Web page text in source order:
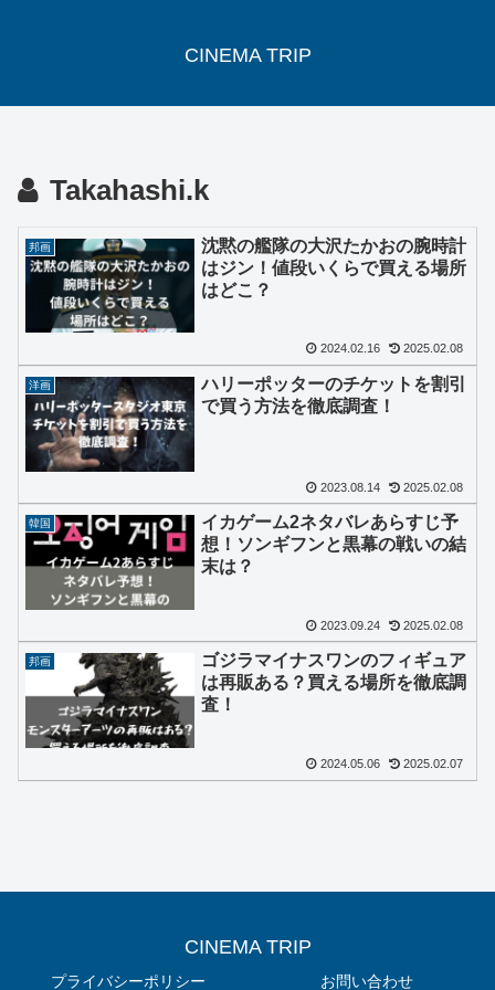
CINEMA TRIP
Takahashi.k
邦画
沈黙の艦隊の大沢たかおの腕時計
はジン！値段いくらで買える場所
はどこ？
2024.02.16 2025.02.08
洋画
ハリーポッターのチケットを割引
で買う方法を徹底調査！
2023.08.14 2025.02.08
韓国
イカゲーム2ネタバレあらすじ予
想！ソンギフンと黒幕の戦いの結
末は？
2023.09.24 2025.02.08
邦画
ゴジラマイナスワンのフィギュア
は再販ある？買える場所を徹底調
査！
2024.05.06 2025.02.07
CINEMA TRIP
プライバシーポリシー お問い合わせ